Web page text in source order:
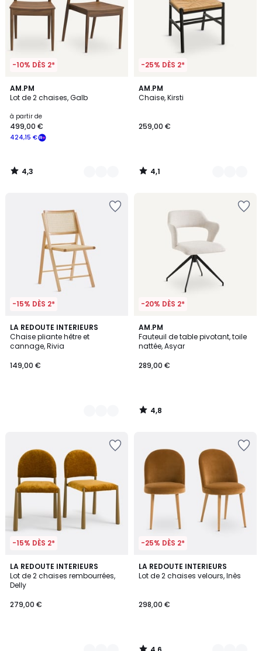
-10% DÈS 2*
AM.PM
Lot de 2 chaises, Galb
à partir de
424,15 €
499,00 €
4,3
/ 5
2
Couleurs
4,3
/
-25% DÈS 2*
AM.PM
Chaise, Kirsti
259,00 €
4,1
/ 5
2
Couleurs
4,1
/
-15% DÈS 2*
LA REDOUTE INTERIEURS
Chaise pliante hêtre et
cannage, Rivia
149,00 €
2
Couleurs
-20% DÈS 2*
AM.PM
Fauteuil de table pivotant, toile
nattée, Asyar
289,00 €
4,8
/ 5
4,8
/
-15% DÈS 2*
LA REDOUTE INTERIEURS
Lot de 2 chaises rembourrées,
Delly
279,00 €
2
Couleurs
-25% DÈS 2*
LA REDOUTE INTERIEURS
Lot de 2 chaises velours, Inès
298,00 €
4,6
/ 5
3
Couleurs